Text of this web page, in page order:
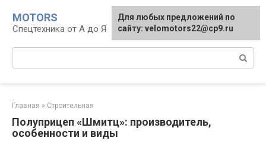
контенту
MOTORS
Спецтехника от А до Я
Главная » Строительная
Полуприцеп «Шмитц»: производитель,
особенности и виды
Для любых предложений по
сайту: velomotors22@cp9.ru